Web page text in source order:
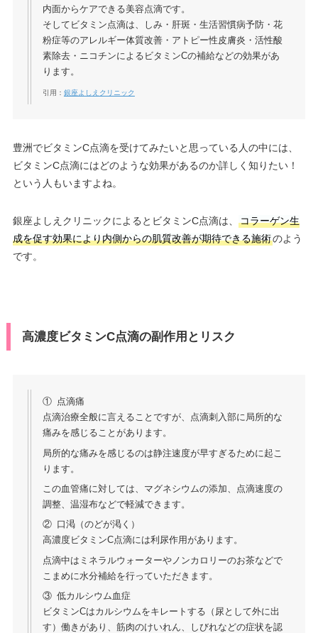
内面からケアできる美容点滴です。
そしてビタミン点滴は、しみ・肝斑・生活習慣病予防・花
粉症等のアレルギー体質改善・アトピー性皮膚炎・活性酸
素除去・ニコチンによるビタミンCの補給などの効果があ
ります。
引用： 銀座よしえクリニック
豊洲でビタミンC点滴を受けてみたいと思っている人の中には、
ビタミンC点滴にはどのような効果があるのか詳しく知りたい！
という人もいますよね。
銀座よしえクリニックによるとビタミンC点滴は、
コラーゲン生
成を促す効果により内側からの肌質改善が期待できる施術のよう
です。
高濃度ビタミンC点滴の副作用とリスク
① 点滴痛
点滴治療全般に言えることですが、点滴刺入部に局所的な
痛みを感じることがあります。
局所的な痛みを感じるのは静注速度が早すぎるために起こ
ります。
この血管痛に対しては、マグネシウムの添加、点滴速度の
調整、温湿布などで軽減できます。
② 口渇（のどが渇く）
高濃度ビタミンC点滴には利尿作用があります。
点滴中はミネラルウォーターやノンカロリーのお茶などで
こまめに水分補給を行っていただきます。
③ 低カルシウム血症
ビタミンCはカルシウムをキレートする（尿として外に出
す）働きがあり、筋肉のけいれん、しびれなどの症状を認